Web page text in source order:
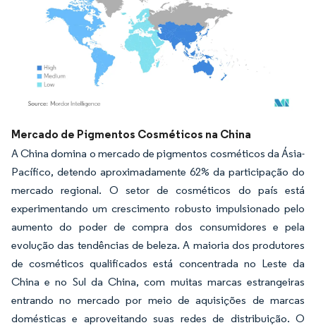
Imagem © Mordor Intelligence. O reuso requer atribuição conforme CC BY 4.0.
Mercado de Pigmentos Cosméticos na China
A China domina o mercado de pigmentos cosméticos da Ásia-
Pacífico, detendo aproximadamente 62% da participação do
mercado regional. O setor de cosméticos do país está
experimentando um crescimento robusto impulsionado pelo
aumento do poder de compra dos consumidores e pela
evolução das tendências de beleza. A maioria dos produtores
de cosméticos qualificados está concentrada no Leste da
China e no Sul da China, com muitas marcas estrangeiras
entrando no mercado por meio de aquisições de marcas
domésticas e aproveitando suas redes de distribuição. O